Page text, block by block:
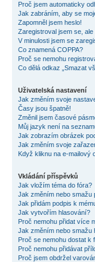
Proč jsem automaticky
Jak zabráním, aby se
Zapomněl jsem heslo!
Zaregistroval jsem se, ale
V minulosti jsem se
Co znamená COPPA?
Proč se nemohu
Co dělá odkaz „Smazat
Uživatelská nastavení
Jak změním svoje
Časy jsou špatně!
Změnil jsem časové
Můj jazyk není na
Jak zobrazím obrázek
Jak změním svoje
Když kliknu na e-mailový
Vkládání příspěvků
Jak vložím téma do fóra?
Jak změním nebo smažu
Jak přidám podpis k
Jak vytvořím hlasování?
Proč nemohu přidat více
Jak změním nebo smažu
Proč se nemohu dostat k
Proč nemohu přidávat
Proč jsem obdržel